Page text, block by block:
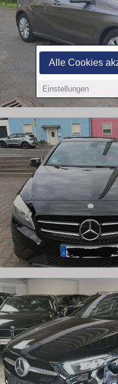
Alle Cookies
Einstellungen